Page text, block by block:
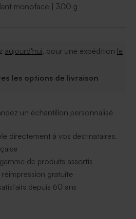
monoface | 300 g
aujourd'hui, pour une expédition le
les options de livraison
un échantillon personnalisé
directement à vos destinataires.
de produits assortis
gratuite
depuis 60 ans